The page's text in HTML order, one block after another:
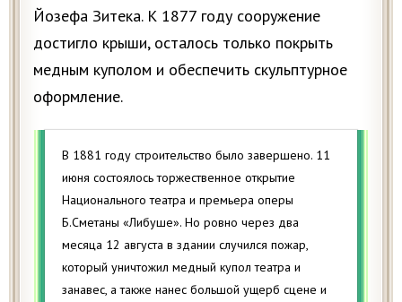
Йозефа Зитека. К 1877 году сооружение
достигло крыши, осталось только покрыть
медным куполом и обеспечить скульптурное
оформление.
В 1881 году строительство было завершено. 11
июня состоялось торжественное открытие
Национального театра и премьера оперы
Б.Сметаны «Либуше». Но ровно через два
месяца 12 августа в здании случился пожар,
который уничтожил медный купол театра и
занавес, а также нанес большой ущерб сцене и